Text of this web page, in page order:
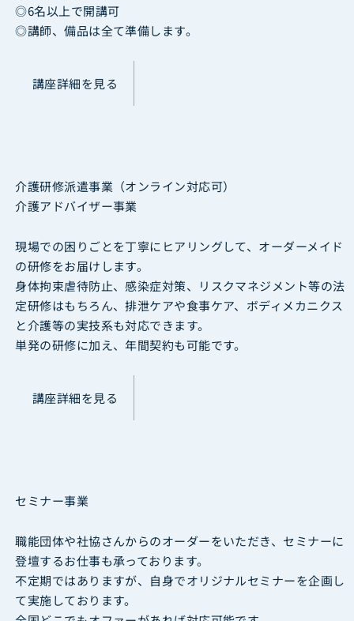
◎6名以上で開講可
◎講師、備品は全て準備します。
講座詳細を見る
介護研修派遣事業（オンライン対応可）
介護アドバイザー事業
現場での困りごとを丁寧にヒアリングして、オーダーメイド
の研修をお届けします。
身体拘束虐待防止、感染症対策、リスクマネジメント等の法
定研修はもちろん、排泄ケアや食事ケア、ボディメカニクス
と介護等の実技系も対応できます。
単発の研修に加え、年間契約も可能です。
講座詳細を見る
セミナー事業
職能団体や社協さんからのオーダーをいただき、セミナーに
登壇するお仕事も承っております。
不定期ではありますが、自身でオリジナルセミナーを企画し
て実施しております。